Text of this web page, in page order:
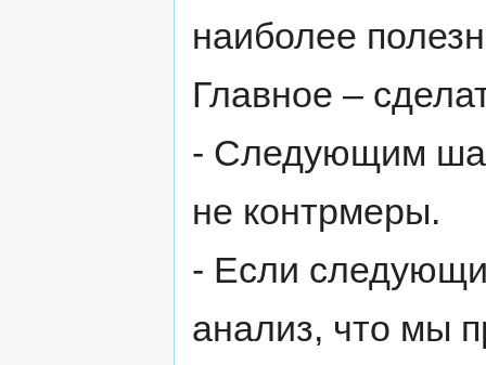
наиболее
Главное –
- Следующим
не контрмеры.
- Если
анализ, что мы